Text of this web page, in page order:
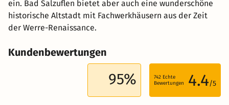
ein. Bad Salzuflen bietet aber auch eine wunderschöne
historische Altstadt mit Fachwerkhäusern aus der Zeit
der Werre-Renaissance.
Kundenbewertungen
95% 742 Echte
Bewertungen
4.4/5